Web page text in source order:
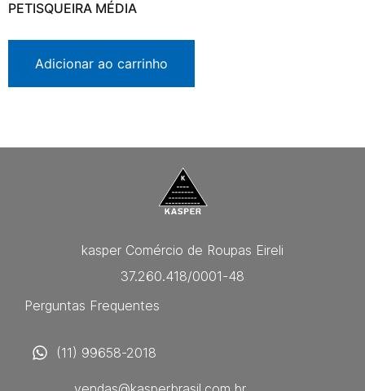
PETISQUEIRA MÉDIA
Adicionar ao carrinho
kasper Comércio de Roupas Eireli
37.260.418/0001-48
Perguntas Frequentes
(11) 99658-2018